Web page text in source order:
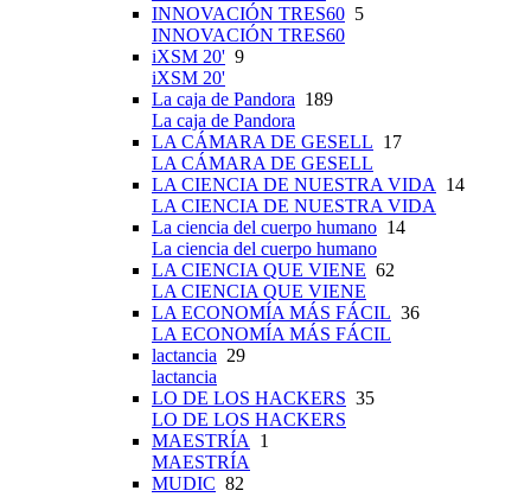
INNOVACIÓN TRES60 5
INNOVACIÓN TRES60
iXSM 20' 9
iXSM 20'
La caja de Pandora 189
La caja de Pandora
LA CÁMARA DE GESELL 17
LA CÁMARA DE GESELL
LA CIENCIA DE NUESTRA VIDA 14
LA CIENCIA DE NUESTRA VIDA
La ciencia del cuerpo humano 14
La ciencia del cuerpo humano
LA CIENCIA QUE VIENE 62
LA CIENCIA QUE VIENE
LA ECONOMÍA MÁS FÁCIL 36
LA ECONOMÍA MÁS FÁCIL
lactancia 29
lactancia
LO DE LOS HACKERS 35
LO DE LOS HACKERS
MAESTRÍA 1
MAESTRÍA
MUDIC 82